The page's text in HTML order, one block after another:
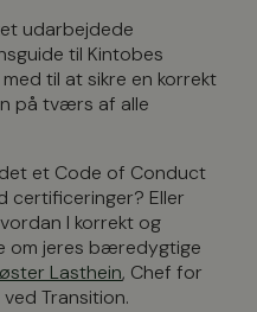
udarbejdede
til Kintobes
til at sikre en korrekt
på tværs af alle
et Code of Conduct
certificeringer? Eller
I korrekt og
om jeres bæredygtige
Lasthein, Chef for
Transition.